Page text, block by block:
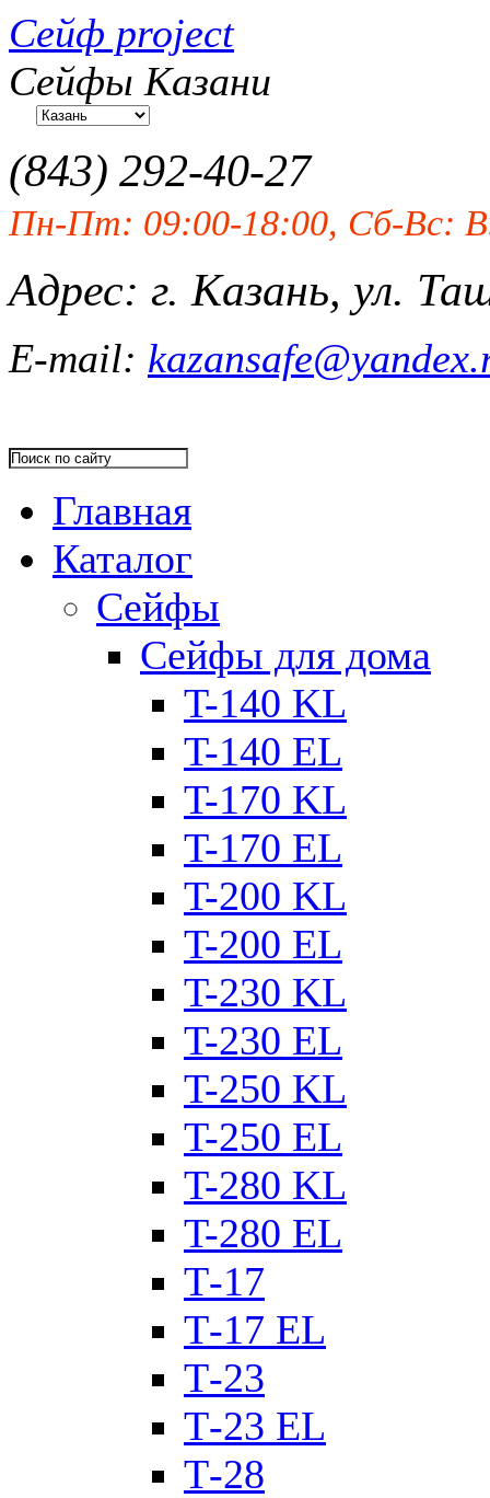
Сейф project
Сейфы Казани
(843) 292-40-27
Пн-Пт: 09:00-18:00, Сб-Вс:
Адрес: г. Казань, ул.
E-mail:
Главная
Каталог
Сейфы
Сейфы для дома
T-140 KL
T-140 ЕL
T-170 KL
T-170 ЕL
T-200 KL
T-200 ЕL
T-230 KL
T-230 ЕL
T-250 KL
T-250 ЕL
T-280 KL
T-280 ЕL
Т-17
Т-17 EL
Т-23
Т-23 EL
Т-28